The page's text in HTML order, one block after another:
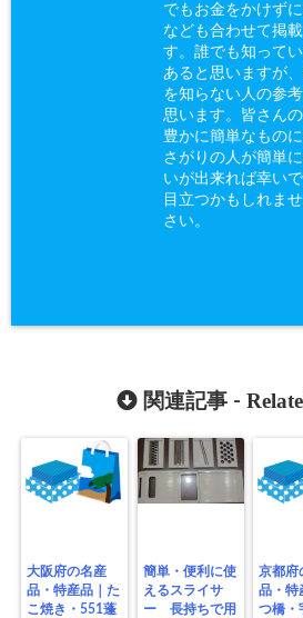
でもお金をかけず
なども合わせて掲
す。誰でも知って
あると思いますが
を知らない人の参
思います。皆さん
豊かに簡単なもの
さがりの人が簡単
いが出来れば幸い
目立つかもしれま
さい。
関連記事 -
大阪府の名産
品・特産品｜た
こ焼き・551蓬
簡単・便利に使
えるスライサ
ー 長持ちで用
京都府
品・特
つ橋・